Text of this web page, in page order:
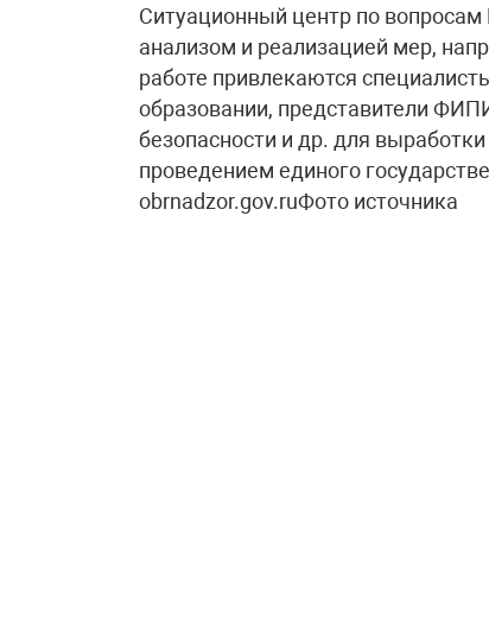
Ситуационный центр по
анализом и реализацией мер,
работе привлекаются
образовании, представители
безопасности и др. для
проведением единого
obrnadzor.gov.ruФото источника